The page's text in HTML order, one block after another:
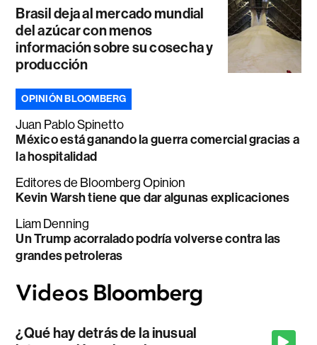
Brasil deja al mercado mundial
del azúcar con menos
información sobre su cosecha y
producción
OPINIÓN BLOOMBERG
Juan Pablo Spinetto
México está ganando la guerra comercial gracias a
la hospitalidad
Editores de Bloomberg Opinion
Kevin Warsh tiene que dar algunas explicaciones
Liam Denning
Un Trump acorralado podría volverse contra las
grandes petroleras
¿Qué hay detrás de la inusual